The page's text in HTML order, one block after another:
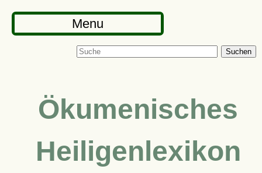
Menu
Suchen
Ökumenisches
Heiligenlexikon